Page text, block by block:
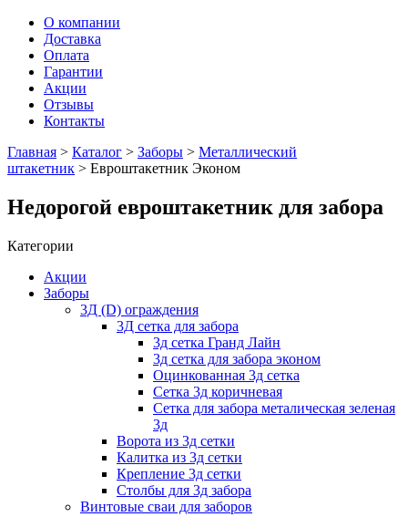
О компании
Доставка
Оплата
Гарантии
Акции
Отзывы
Контакты
Главная > Каталог > Заборы > Металлический
штакетник > Евроштакетник Эконом
Недорогой евроштакетник для забора
Категории
Акции
Заборы
3Д (D) ограждения
3Д сетка для забора
3д сетка Гранд Лайн
3д сетка для забора эконом
Оцинкованная 3д сетка
Сетка 3д коричневая
Сетка для забора металическая зеленая
3д
Ворота из 3д сетки
Калитка из 3д сетки
Крепление 3д сетки
Столбы для 3д забора
Винтовые сваи для заборов